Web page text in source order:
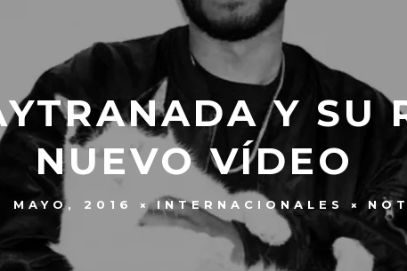
Y SU
NUEVO VÍDEO
MAYO, 2016 INTERNACIONALES